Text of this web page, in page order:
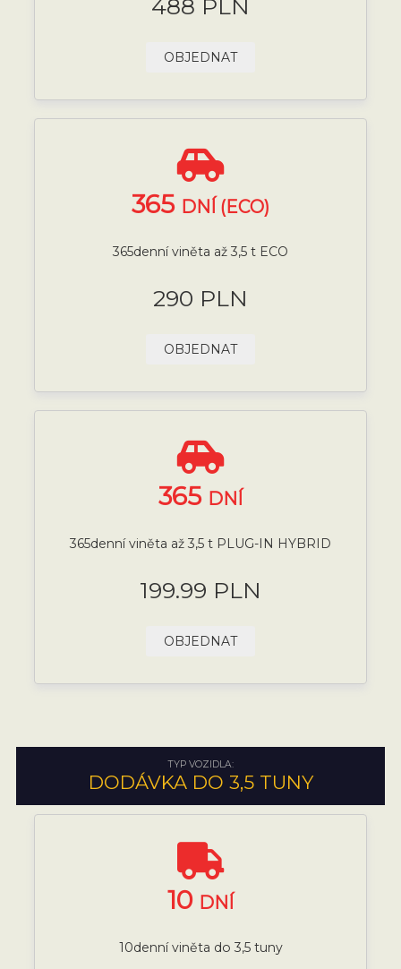
488 PLN
OBJEDNAT
365 DNÍ (ECO)
365denní viněta až 3,5 t ECO
290 PLN
OBJEDNAT
365 DNÍ
365denní viněta až 3,5 t PLUG-IN HYBRID
199.99 PLN
OBJEDNAT
TYP VOZIDLA:
DODÁVKA DO 3,5 TUNY
10 DNÍ
10denní viněta do 3,5 tuny